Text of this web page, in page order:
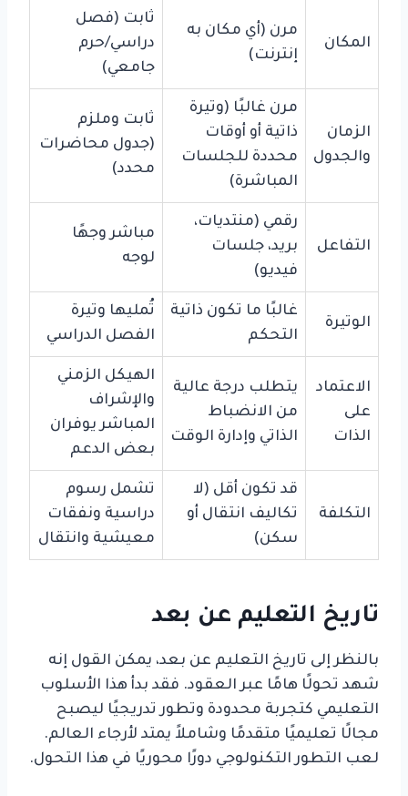
المكان
مرن (أي مكان به
إنترنت)
ثابت (فصل
دراسي/حرم
جامعي)
الزمان
والجدول
مرن غالبًا (وتيرة
ذاتية أو أوقات
محددة للجلسات
المباشرة)
ثابت وملزم
(جدول محاضرات
محدد)
التفاعل
رقمي (منتديات،
بريد، جلسات
فيديو)
مباشر وجهًا
لوجه
الوتيرة
غالبًا ما تكون ذاتية
التحكم
تُمليها وتيرة
الفصل الدراسي
الاعتماد
على
الذات
يتطلب درجة عالية
من الانضباط
الذاتي وإدارة الوقت
الهيكل الزمني
والإشراف
المباشر يوفران
بعض الدعم
التكلفة
قد تكون أقل (لا
تكاليف انتقال أو
سكن)
تشمل رسوم
دراسية ونفقات
معيشية وانتقال
تاريخ التعليم عن بعد
بالنظر إلى تاريخ التعليم عن بعد، يمكن القول إنه
شهد تحولًا هامًا عبر العقود. فقد بدأ هذا الأسلوب
التعليمي كتجربة محدودة وتطور تدريجيًا ليصبح
مجالًا تعليميًا متقدمًا وشاملاً يمتد لأرجاء العالم.
لعب التطور التكنولوجي دورًا محوريًا في هذا التحول.